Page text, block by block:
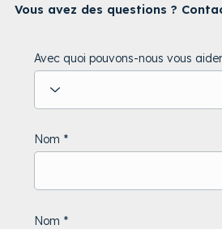
Vous avez des questions ?
Avec quoi pouvons-nous vous
Nom
Nom